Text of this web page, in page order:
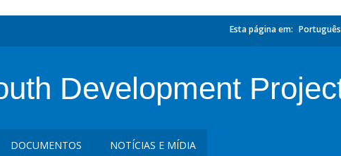
Esta página em: Português
Development
DOCUMENTOS NOTÍCIAS E MÍDIA